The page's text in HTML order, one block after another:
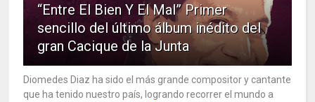
“Entre El Bien Y El Mal” Primer
sencillo del último álbum inédito del
gran Cacique de la Junta
Diomedes Diaz ha sido el más grande compositor y cantante
que ha tenido nuestro país, logrando recorrer el mundo a